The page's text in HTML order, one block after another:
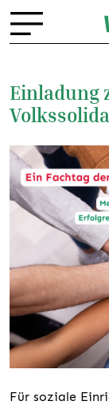
Einladung
Für soziale